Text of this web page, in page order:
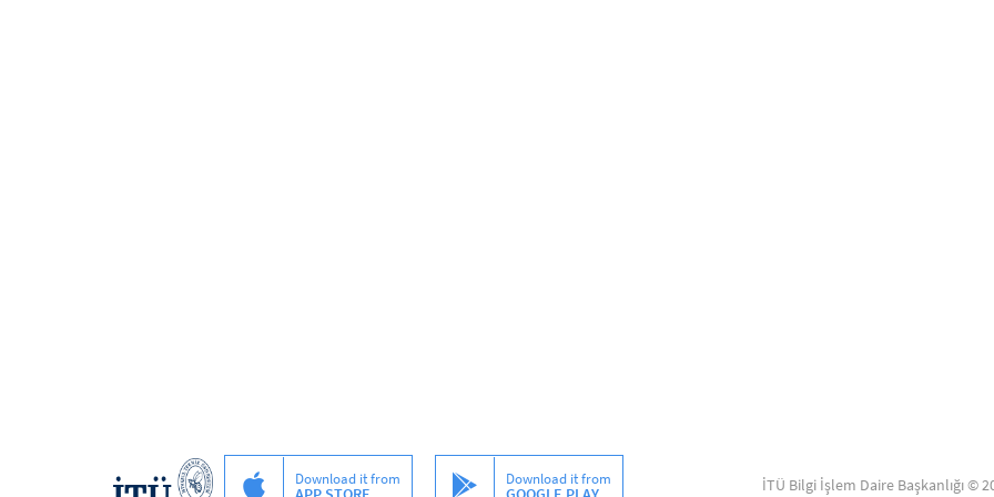
Download it from Download it from İTÜ Bilgi İşlem Daire Başkanlığı ©